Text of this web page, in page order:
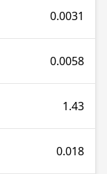
0.0031
0.0058
1.43
0.018